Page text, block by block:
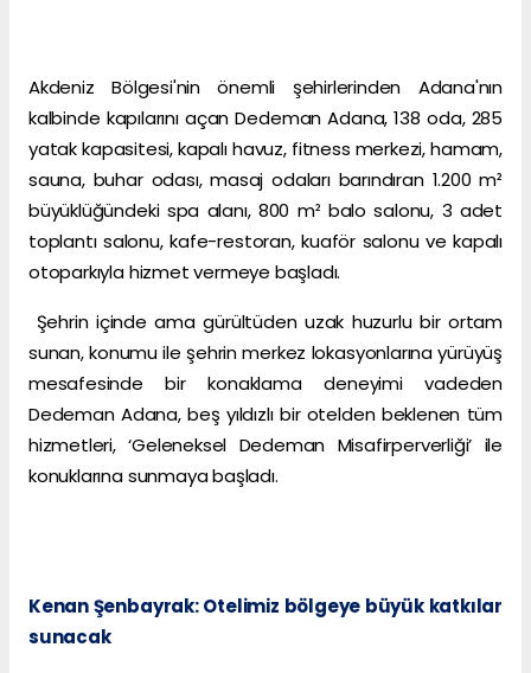
Akdeniz Bölgesi'nin önemli şehirlerinden Adana'nın
kalbinde kapılarını açan Dedeman Adana, 138 oda, 285
yatak kapasitesi, kapalı havuz, fitness merkezi, hamam,
sauna, buhar odası, masaj odaları barındıran 1.200 m²
büyüklüğündeki spa alanı, 800 m² balo salonu, 3 adet
toplantı salonu, kafe-restoran, kuaför salonu ve kapalı
otoparkıyla hizmet vermeye başladı.
Şehrin içinde ama gürültüden uzak huzurlu bir ortam
sunan, konumu ile şehrin merkez lokasyonlarına yürüyüş
mesafesinde bir konaklama deneyimi vadeden
Dedeman Adana, beş yıldızlı bir otelden beklenen tüm
hizmetleri, ‘Geleneksel Dedeman Misafirperverliği’ ile
konuklarına sunmaya başladı.
Kenan Şenbayrak: Otelimiz bölgeye büyük katkılar
sunacak